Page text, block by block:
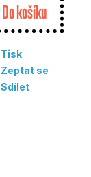
Do košíku
Tisk
Zeptat se
Sdílet